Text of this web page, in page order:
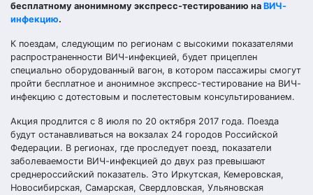
бесплатному анонимному экспресс-тестированию на ВИЧ-
инфекцию.
К поездам, следующим по регионам с высокими показателями
распространенности ВИЧ-инфекцией, будет прицеплен
специально оборудованный вагон, в котором пассажиры смогут
пройти бесплатное и анонимное экспресс-тестирование на ВИЧ-
инфекцию с дотестовым и послетестовым консультированием.
Акция продлится с 8 июля по 20 октября 2017 года. Поезда
будут останавливаться на вокзалах 24 городов Российской
Федерации. В регионах, где проследует поезд, показатели
заболеваемости ВИЧ-инфекцией до двух раз превышают
среднероссийский показатель. Это Иркутская, Кемеровская,
Новосибирская, Самарская, Свердловская, Ульяновская